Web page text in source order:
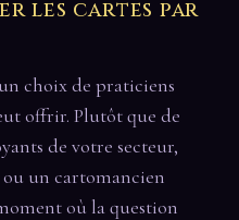
les cartes par
choix de praticiens
offrir. Plutôt que de
de votre secteur,
ou un cartomancien
où la question